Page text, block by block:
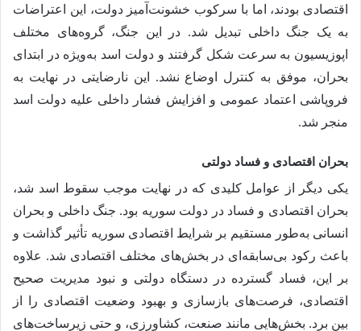
اقتصادی بودند، اما با سرکوب خشونت‌آمیز دولت، این اعتراضات
به یک جنگ داخلی تبدیل شد. در این جنگ، گروه‌های مختلف
اپوزیسیون به سرعت شکل گرفتند و دولت اسد به‌ویژه در ابتدای
بحران، موفق به کنترل اوضاع نشد. این نارضایتی در نهایت به
فروپاشی اعتماد عمومی و افزایش فشار داخلی علیه دولت اسد
منجر شد.
بحران اقتصادی و فساد دولتی
یکی دیگر از عوامل کلیدی که در نهایت موجب سقوط اسد شد،
بحران اقتصادی و فساد در دولت سوریه بود. جنگ داخلی و بحران
انسانی به‌طور مستقیم بر شرایط اقتصادی سوریه تأثیر گذاشت و
باعث رکود بی‌سابقه‌ای در بخش‌های مختلف اقتصادی شد. علاوه
بر این، فساد گسترده در دستگاه دولتی و نبود مدیریت صحیح
اقتصادی، فرصت‌های بازسازی و بهبود وضعیت اقتصادی را از
بین برد. بخش‌هایی مانند صنعت، کشاورزی، و حتی زیرساخت‌های